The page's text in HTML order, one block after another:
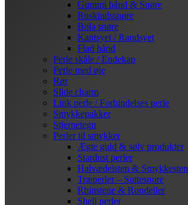
Gummi bånd & Snøre
Ruskindssnøre
Bola snøre
Kantsyet / Randsyet
Flad bånd
Perle skåle / Endekap
Perle med øje
Rør
Slide charm
Link perle / Forbindelses perle
Smykkepakker
Stjernetegn
Perler til smykker
Ægte guld & sølv produkter
Stardust perler
Halvædelsten & Smykkesten
Træperler – Suttesnore
Rhinstene & Rondeller
Shell perler